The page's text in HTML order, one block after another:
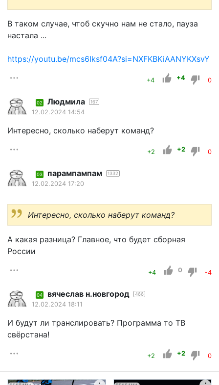
В таком случае, чтоб скучно нам не стало, пауза
настала ...
https://youtu.be/mcs6Iksf04A?si=NXFKBKiAANYKXsvY
+4 +4 0
02 Людмила 167
12.02.2024 14:54
Интересно, сколько наберут команд?
+2 +2 0
03 парампампам 1332
12.02.2024 17:20
Интересно, сколько наберут команд?
А какая разница? Главное, что будет сборная
России
+4 0 -4
04 вячеслав н.новгород 466
12.02.2024 18:11
И будут ли транслировать? Программа то ТВ
свёрстана!
+2 +2 0